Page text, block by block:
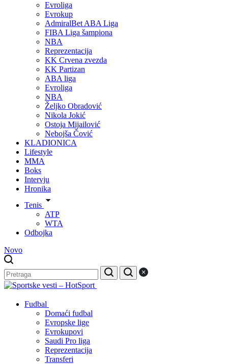
Evroliga
Evrokup
AdmiralBet ABA Liga
FIBA Liga šampiona
NBA
Reprezentacija
KK Crvena zvezda
KK Partizan
ABA liga
Evroliga
NBA
Željko Obradović
Nikola Jokić
Ostoja Mijailović
Nebojša Čović
KLADIONICA
Lifestyle
MMA
Boks
Intervju
Hronika
Tenis
ATP
WTA
Odbojka
Novo
Fudbal
Domaći fudbal
Evropske lige
Evrokupovi
Saudi Pro liga
Reprezentacija
Transferi